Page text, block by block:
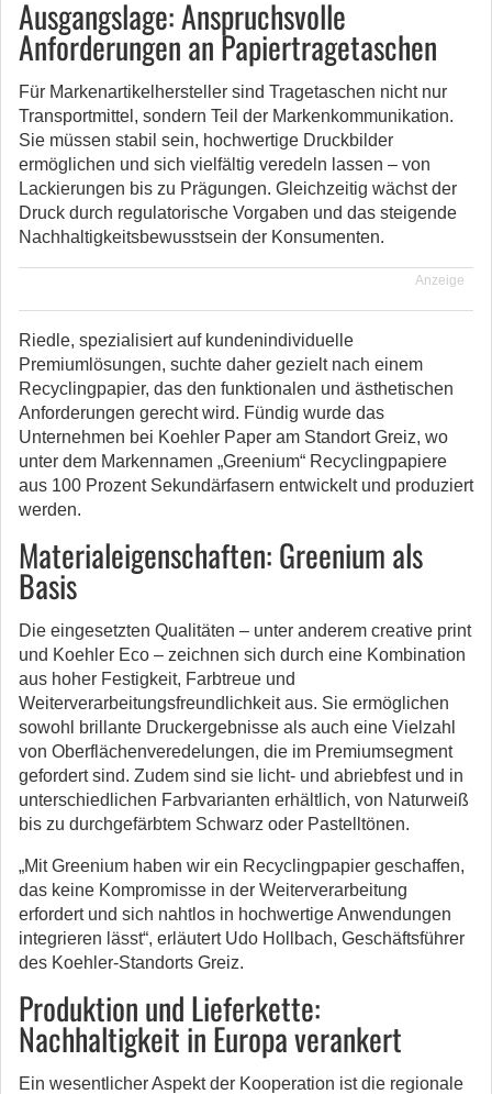
Ausgangslage: Anspruchsvolle
Anforderungen an Papiertragetaschen
Für Markenartikelhersteller sind Tragetaschen nicht nur
Transportmittel, sondern Teil der Markenkommunikation.
Sie müssen stabil sein, hochwertige Druckbilder
ermöglichen und sich vielfältig veredeln lassen – von
Lackierungen bis zu Prägungen. Gleichzeitig wächst der
Druck durch regulatorische Vorgaben und das steigende
Nachhaltigkeitsbewusstsein der Konsumenten.
Anzeige
Riedle, spezialisiert auf kundenindividuelle
Premiumlösungen, suchte daher gezielt nach einem
Recyclingpapier, das den funktionalen und ästhetischen
Anforderungen gerecht wird. Fündig wurde das
Unternehmen bei Koehler Paper am Standort Greiz, wo
unter dem Markennamen „Greenium“ Recyclingpapiere
aus 100 Prozent Sekundärfasern entwickelt und produziert
werden.
Materialeigenschaften: Greenium als
Basis
Die eingesetzten Qualitäten – unter anderem creative print
und Koehler Eco – zeichnen sich durch eine Kombination
aus hoher Festigkeit, Farbtreue und
Weiterverarbeitungsfreundlichkeit aus. Sie ermöglichen
sowohl brillante Druckergebnisse als auch eine Vielzahl
von Oberflächenveredelungen, die im Premiumsegment
gefordert sind. Zudem sind sie licht- und abriebfest und in
unterschiedlichen Farbvarianten erhältlich, von Naturweiß
bis zu durchgefärbtem Schwarz oder Pastelltönen.
„Mit Greenium haben wir ein Recyclingpapier geschaffen,
das keine Kompromisse in der Weiterverarbeitung
erfordert und sich nahtlos in hochwertige Anwendungen
integrieren lässt“, erläutert Udo Hollbach, Geschäftsführer
des Koehler-Standorts Greiz.
Produktion und Lieferkette:
Nachhaltigkeit in Europa verankert
Ein wesentlicher Aspekt der Kooperation ist die regionale